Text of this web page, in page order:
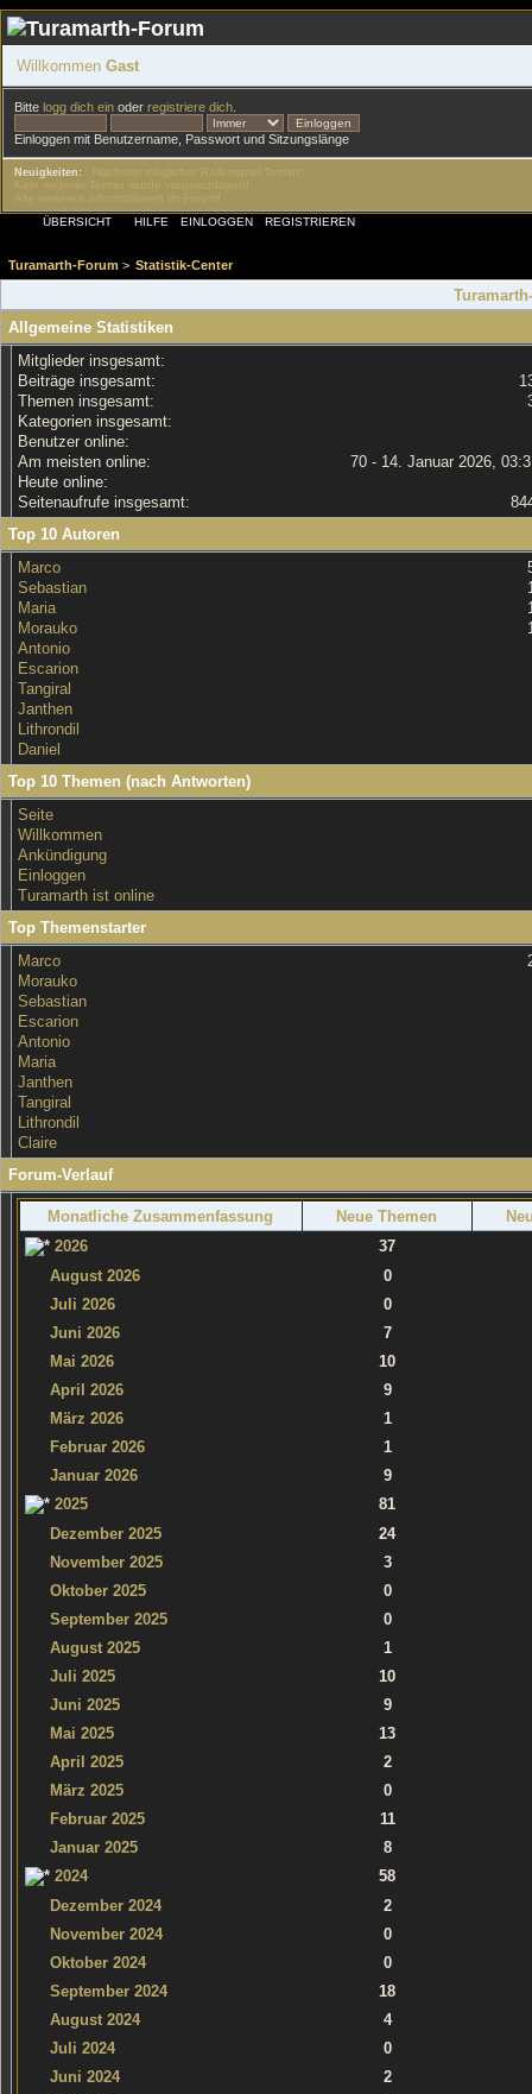
Willkommen Gast
Bitte logg dich einoder registriere dich.
Einloggen mit Benutzername, Passwort und Sitzungslänge
Neuigkeiten:
ÜBERSICHT
HILFE EINLOGGEN REGISTRIEREN
Turamarth-Forum > Statistik-Center
Allgemeine Statistiken
Mitglieder insgesamt:
Beiträge insgesamt:
Themen insgesamt:
Kategorien insgesamt:
Benutzer online:
Am meisten online:
70 - 14. Januar 2026,
Heute online:
Seitenaufrufe insgesamt:
Top 10 Autoren
Marco
Sebastian
Maria
Morauko
Antonio
Escarion
Tangiral
Janthen
Lithrondil
Daniel
Top 10 Themen (nach Antworten)
Seite
Willkommen
Ankündigung
Einloggen
Turamarth ist online
Top Themenstarter
Marco
Morauko
Sebastian
Escarion
Antonio
Maria
Janthen
Tangiral
Lithrondil
Claire
Forum-Verlauf
Monatliche Zusammenfassung Neue Themen
2026
37
August 2026
0
Juli 2026
0
Juni 2026
7
Mai 2026
10
April 2026
9
März 2026
1
Februar 2026
1
Januar 2026
9
2025
81
Dezember 2025
24
November 2025
3
Oktober 2025
0
September 2025
0
August 2025
1
Juli 2025
10
Juni 2025
9
Mai 2025
13
April 2025
2
März 2025
0
Februar 2025
11
Januar 2025
8
2024
58
Dezember 2024
2
November 2024
0
Oktober 2024
0
September 2024
18
August 2024
4
Juli 2024
0
Juni 2024
2